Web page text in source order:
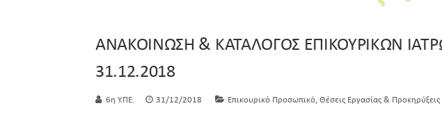
ΑΝΑΚΟΙΝΩΣΗ & ΚΑΤΑΛΟΓΟΣ ΕΠΙΚΟΥΡΙΚΩΝ
31.12.2018
6η Υ.ΠΕ. 31/12/2018 Επικουρικό Προσωπικό, Θέσεις Εργασίας & Προκηρύξεις